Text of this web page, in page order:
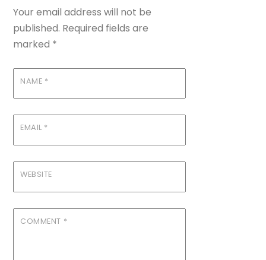
Your email address will not be
published. Required fields are
marked *
NAME *
EMAIL *
WEBSITE
COMMENT *